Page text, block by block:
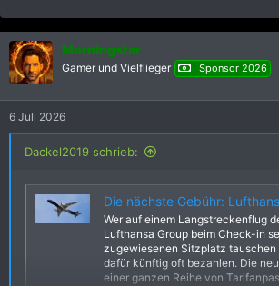
Morningstar
Gamer und Vielflieger Sponsor 2026
6 Juli 2026
Dackel2019 schrieb:
Die nächste Gebühr: Lufthansa macht Sitzplatzwechsel
Wer auf einem Langstreckenflug
Lufthansa Group beim Check-in
zugewiesenen Sitzplatz tauschen
dafür künftig oft bezahlen. Die
einer ganzen Reihe von